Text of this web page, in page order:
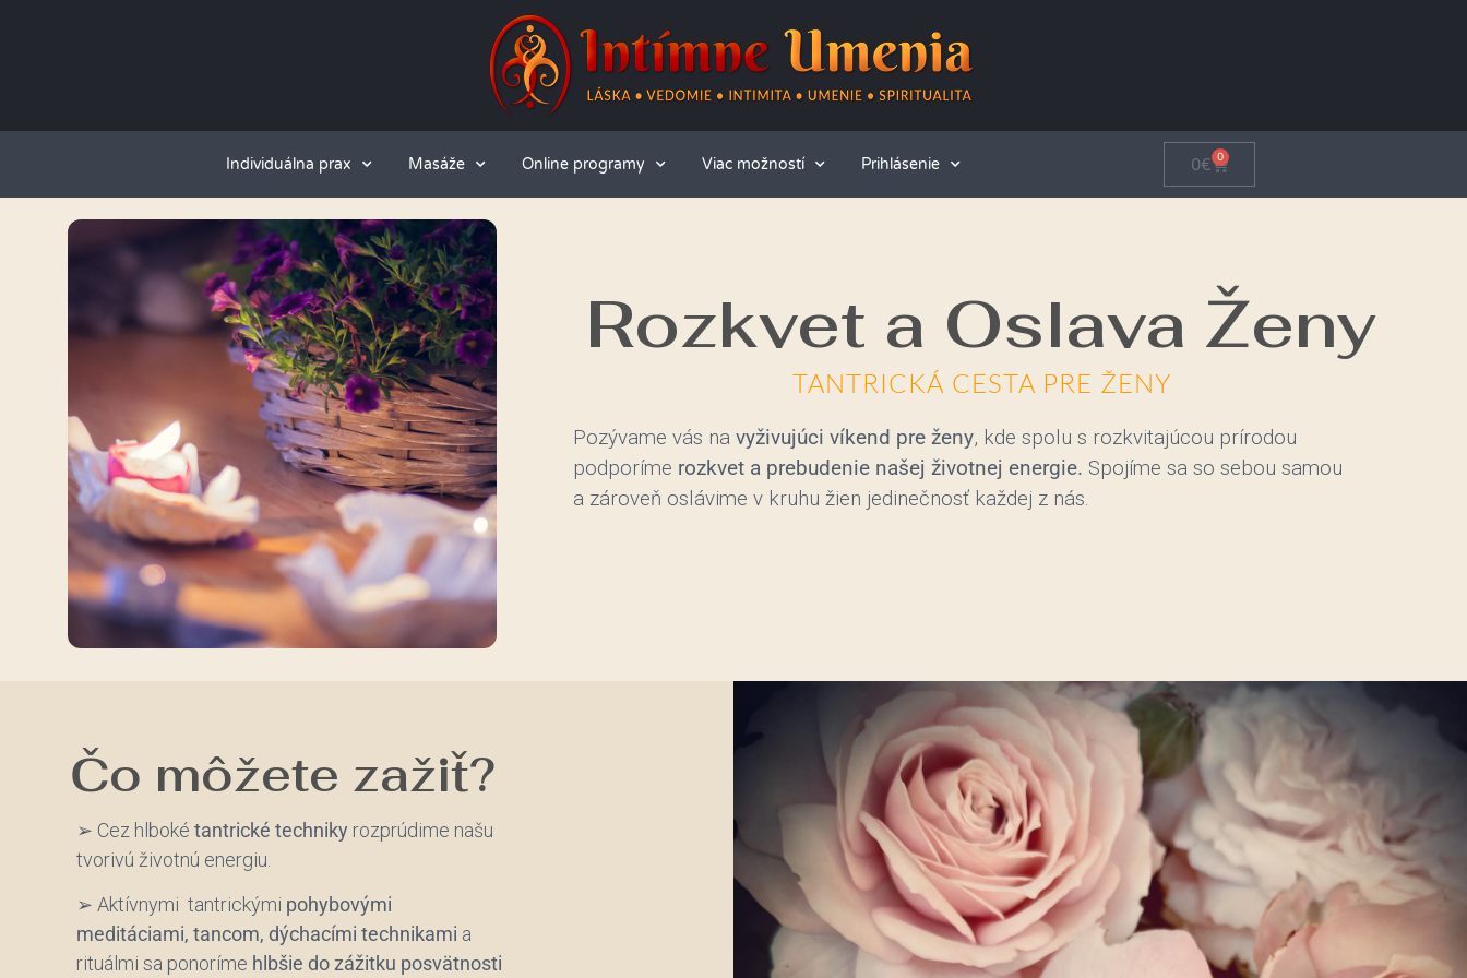
Individuálna prax Masáže Online programy Viac možností Prihlásenie 0€ 0
Rozkvet a Oslava Ženy
TANTRICKÁ CESTA PRE ŽENY
Pozývame vás na vyživujúci víkend pre ženy, kde spolu s rozkvitajúcou prírodou
podporíme rozkvet a prebudenie našej životnej energie. Spojíme sa so sebou samou
a zároveň oslávime v kruhu žien jedinečnosť každej z nás.
Čo môžete zažiť?
➢ Cez hlboké tantrické techniky rozprúdime našu
tvorivú životnú energiu.
➢ Aktívnymi tantrickými pohybovými
meditáciami, tancom, dýchacími technikami a
rituálmi sa ponoríme hlbšie do zážitku posvätnosti